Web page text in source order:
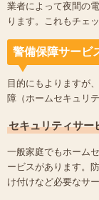
業者によって夜間の
ります。これもチェ
警備保障サービ
目的にもよりますが
障（ホームセキュリ
セキュリティサー
一般家庭でもホーム
ービスがあります。
け付けなど必要なサ